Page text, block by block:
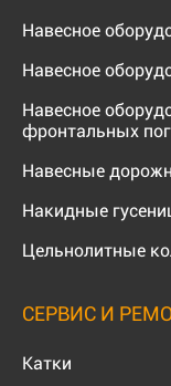
Навесное
Навесное
Навесное
фронтальных
Навесные
Накидные
Цельнолитные
СЕРВИС И
Катки